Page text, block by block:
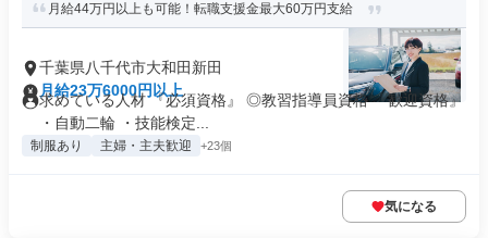
月給44万円以上も可能！転職支援金最大60万円支給
千葉県八千代市大和田新田
月給23万6000円以上
求めている人材 『必須資格』 ◎教習指導員資格 『歓迎資格』
・自動二輪 ・技能検定...
制服あり 主婦・主夫歓迎 +23個
気になる